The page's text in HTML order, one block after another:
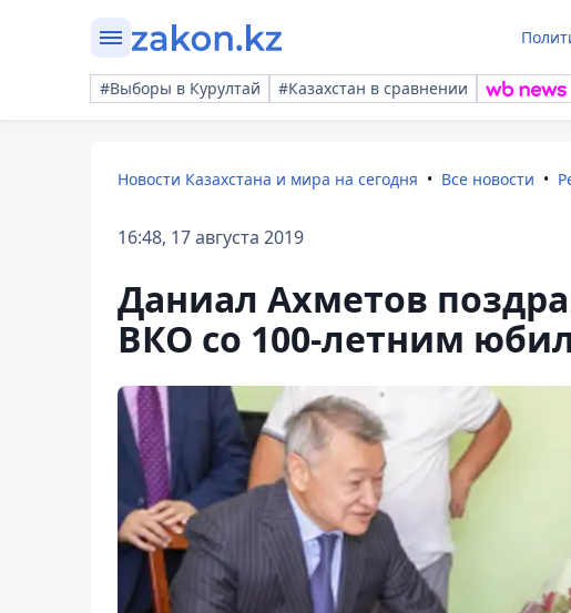
#Выборы в Курултай #Казахстан в сравнении
Новости Казахстана и мира на сегодня Все новости
16:48, 17 августа 2019
Даниал Ахметов
ВКО со 100-летним